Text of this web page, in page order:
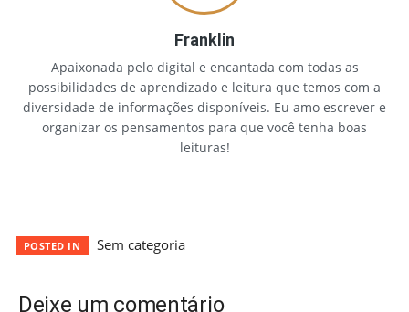
Franklin
Apaixonada pelo digital e encantada com todas as
possibilidades de aprendizado e leitura que temos com a
diversidade de informações disponíveis. Eu amo escrever e
organizar os pensamentos para que você tenha boas
leituras!
POSTED IN Sem categoria
Deixe um comentário